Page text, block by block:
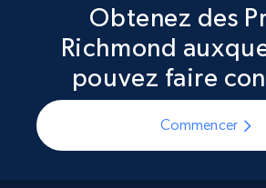
Obtenez des
Richmond
pouvez faire
Commencer